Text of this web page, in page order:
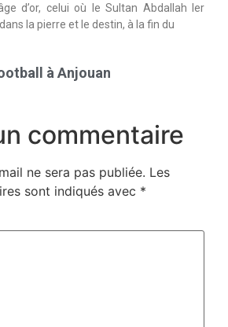
d’or, celui où le Sultan Abdallah Ier
la pierre et le destin, à la fin du
à Anjouan
commentaire
ne sera pas publiée. Les
sont indiqués avec *